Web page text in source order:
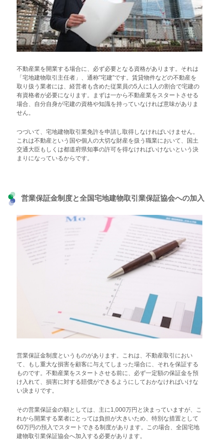
不動産業を開業する場合に、必ず必要となる資格があります。それは
「宅地建物取引主任者」、通称”宅建”です。賃貸物件などの不動産を
取り扱う業者には、経営者も含めた従業員の5人に1人の割合で宅建の
有資格者が必要になります。まずは一から不動産業をスタートさせる
場合、自分自身が宅建の資格や知識を持っていなければ意味がありま
せん。
つづいて、宅地建物取引業免許を申請し取得しなければいけません。
これは不動産という国や個人の大切な財産を扱う職業において、国土
交通大臣もしくは都道府県知事の許可を得なければいけないという決
まりになっているからです。
営業保証金制度と全国宅地建物取引業保証協会への加入
営業保証金制度というものがあります。これは、不動産取引におい
て、もし重大な損害を顧客に与えてしまった場合に、それを保証する
ものです。不動産業をスタートさせる前に、必ず一定額の保証金を預
け入れて、損害に対する賠償ができるようにしておかなければいけな
い決まりです。
その営業保証金の額としては、主に1,000万円と決まっていますが、こ
れから開業する業者にとっては負担が大きいため、特別な措置として
60万円の預入でスタートできる制度があります。この場合、全国宅地
建物取引業保証協会へ加入する必要があります。